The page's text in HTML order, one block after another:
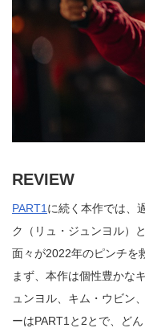
REVIEW
PART1 に続く本作では、
ク（リュ・ジュンヨル）
面々が2022年のピンチを
まず、本作は個性豊かな
ュンヨル、キム・ウビン
ーはPART1と2とで、ど